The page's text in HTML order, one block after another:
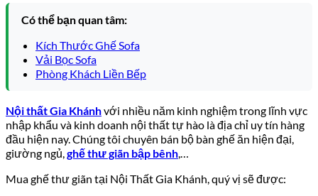
Có thể bạn quan tâm:
Kích Thước Ghế Sofa
Vải Bọc Sofa
Phòng Khách Liền Bếp
Nội thất Gia Khánhvới nhiều năm kinh nghiệm trong lĩnh vực
nhập khẩu và kinh doanh nội thất tự hào là địa chỉ uy tín hàng
đầu hiện nay. Chúng tôi chuyên bán bộ bàn ghế ăn hiện đại,
giường ngủ,ghế thư giãn bập bênh,…
Mua ghế thư giãn tại Nội Thất Gia Khánh, quý vị sẽ được: